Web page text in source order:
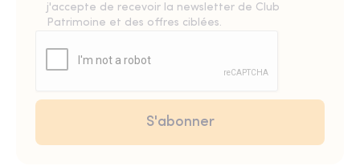
j'accepte de recevoir la newsletter de Club
Patrimoine et des offres ciblées.